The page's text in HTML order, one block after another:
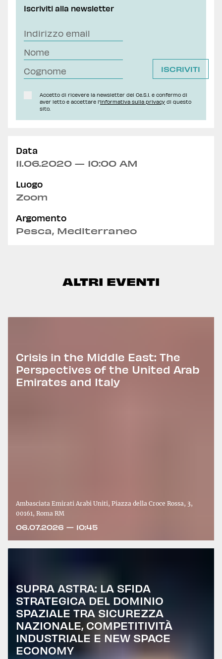
Iscriviti alla newsletter
Accetto di ricevere la newsletter del Ce.S.I. e confermo di
aver letto e accettare l'Informativa sulla privacy di questo
sito.
Data
11.06.2020 — 10:00 AM
Luogo
Zoom
Argomento
Pesca, Mediterraneo
ALTRI EVENTI
Crisis in the Middle East: The
Perspectives of the United Arab
Emirates and Italy
Ambasciata Emirati Arabi Uniti, Piazza della Croce Rossa, 3,
00161, Roma RM
06.07.2026 — 10:45
SUPRA ASTRA: LA SFIDA
STRATEGICA DEL DOMINIO
SPAZIALE TRA SICUREZZA
NAZIONALE, COMPETITIVITÀ
INDUSTRIALE E NEW SPACE
ECONOMY